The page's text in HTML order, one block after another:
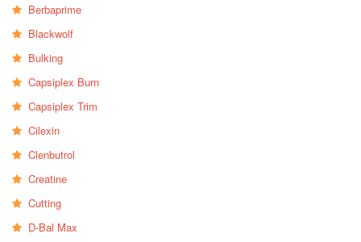
Berbaprime
Blackwolf
Bulking
Capsiplex Burn
Capsiplex Trim
Cilexin
Clenbutrol
Creatine
Cutting
D-Bal Max